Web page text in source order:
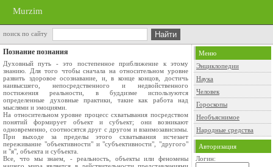
Murzim
поиск по сайту
Познание познания
Духовный путь - это постепенное приближение к этому
знанию. Для того чтобы сначала на относительном уровне
развить здоровое осознавание, и, в конце концов, достичь
наивысшего, непосредственного и недвойственного
постижения реальности, в буддизме используются
определенные духовные практики, такие как работа над
мыслями и эмоциями.
На относительном уровне процесс схватывания посредством
понятий формирует объект и субъект; они возникают
одновременно, соотносятся друг с другом и взаимозависимы.
При выходе за пределы этого схватывания исчезает
переживание "объективности" и "субъективности", "другого"
и "я", объекта и субъекта.
Все, что мы знаем, - реальность, объекты или феномены
Меню
Энциклопедии
Наука
Человек
Гороскопы
Необъяснимое
Народные средства
Авторизация
Логин: